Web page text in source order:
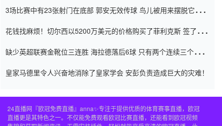
3场比赛中有23张射门在底部 郭安无效传球 鸟儿被用来摆脱它
花钱找麻烦！切尔西以5200万美元的价格购买了菲利克斯 签了7年
缺少英超联赛金靴位三连胜 海拉德落后6球 只有两个连续三个连续
皇家马德里令人兴奋地消除了皇家学会 安彭负责造成巨大的灾难！
24直播网『欧冠免费直播』anna✨专注于提供优质的体育赛事直播，欧冠
直播更是其特色之一。不仅能免费观看欧冠比赛直播，还能看到欧冠视频